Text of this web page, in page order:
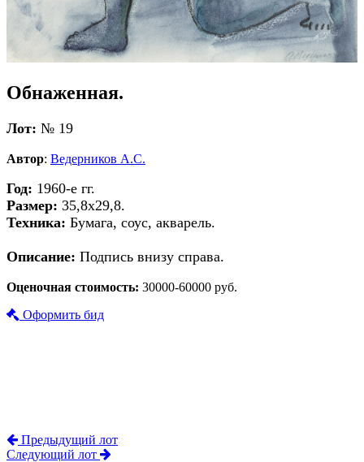
Обнаженная.
Лот: № 19
Автор: Ведерников А.С.
Год: 1960-е гг.
Размер: 35,8х29,8.
Техника: Бумага, соус, акварель.
Описание: Подпись внизу справа.
Оценочная стоимость: 30000-60000 руб.
Оформить бид
Предыдущий лот
Следующий лот